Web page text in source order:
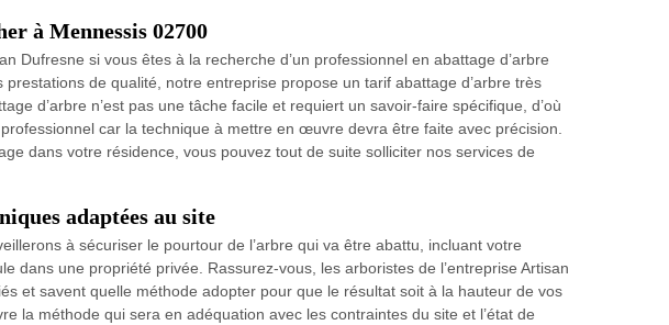
à Mennessis 02700
Dufresne si vous êtes à la recherche d’un professionnel en abattage d’arbre
de qualité, notre entreprise propose un tarif abattage d’arbre très
d’arbre n’est pas une tâche facile et requiert un savoir-faire spécifique, d’où
car la technique à mettre en œuvre devra être faite avec précision.
dans votre résidence, vous pouvez tout de suite solliciter nos services de
adaptées au site
à sécuriser le pourtour de l’arbre qui va être abattu, incluant votre
dans une propriété privée. Rassurez-vous, les arboristes de l’entreprise Artisan
et savent quelle méthode adopter pour que le résultat soit à la hauteur de vos
la méthode qui sera en adéquation avec les contraintes du site et l’état de